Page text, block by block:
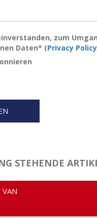
zum
Daten* (Privacy Policy
STEHENDE